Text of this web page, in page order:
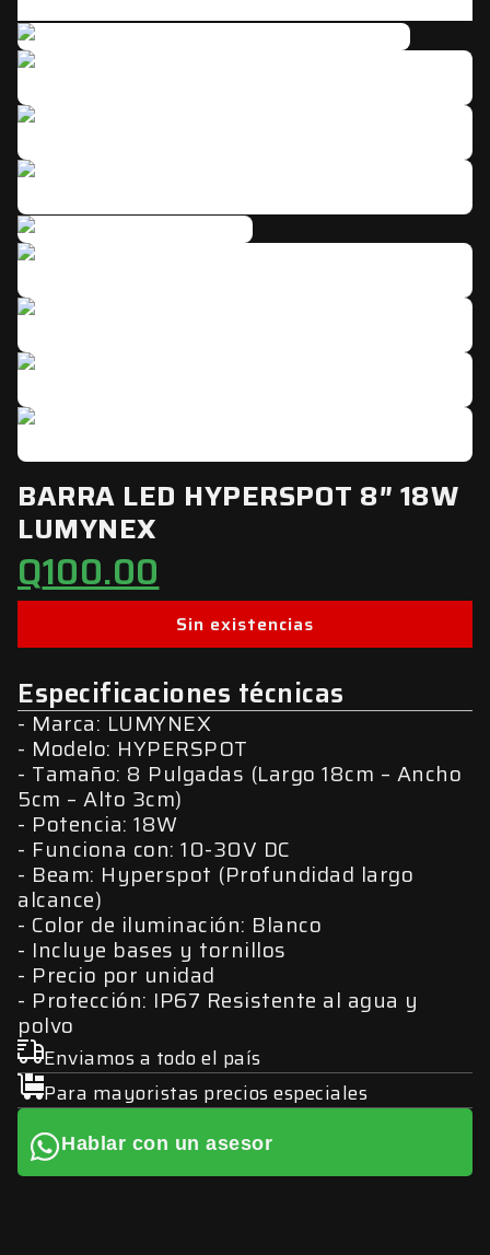
BARRA LED HYPERSPOT 8″ 18W
LUMYNEX
Q100.00
Sin existencias
Especificaciones técnicas
Marca: LUMYNEX
Modelo: HYPERSPOT
Tamaño: 8 Pulgadas (Largo 18cm – Ancho
5cm – Alto 3cm)
Potencia: 18W
Funciona con: 10-30V DC
Beam: Hyperspot (Profundidad largo
alcance)
Color de iluminación: Blanco
Incluye bases y tornillos
Precio por unidad
Protección: IP67 Resistente al agua y
polvo
Enviamos a todo el país
Para mayoristas precios especiales
Hablar con un asesor